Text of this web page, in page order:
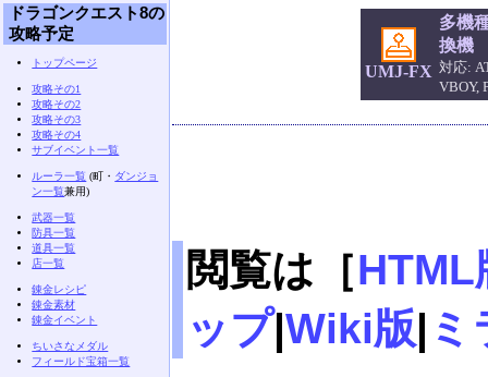
UMJ-FX
多機
換機
対応:
VBOY,
閲覧は［HTML
ップ|Wiki版| ミ
ドラゴンクエスト8の
攻略予定
トップページ
攻略その1
攻略その2
攻略その3
攻略その4
サブイベント一覧
ルーラ一覧 (町・ ダンジョ
ン一覧兼用)
武器一覧
防具一覧
道具一覧
店一覧
錬金レシピ
錬金素材
錬金イベント
ちいさなメダル
フィールド宝箱一覧